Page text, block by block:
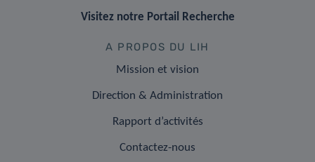
Visitez notre Portail Recherche
A PROPOS DU LIH
Mission et vision
Direction & Administration
Rapport d’activités
Contactez-nous